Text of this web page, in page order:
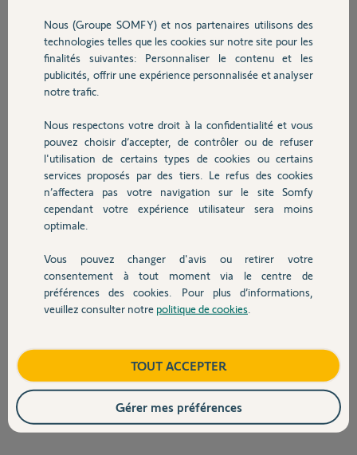
Sécurité
Domotique
Chauffage
Autres produits
Devis avec un pro
Contact
reset et set up
Quelqu'un a une idée....
Merci,
marc B.
il y a environ un an
Participer au fil de discussion
Réponses
Bonjour Marc,
il y a environ un an
Nous (Groupe SOMFY) et nos partenaires utilisons des
technologies telles que les cookies sur notre site pour les
finalités suivantes: Personnaliser le contenu et les
publicités, offrir une expérience personnalisée et analyser
notre trafic.
Nous respectons votre droit à la confidentialité et vous
pouvez choisir d’accepter, de contrôler ou de refuser
l'utilisation de certains types de cookies ou certains
services proposés par des tiers. Le refus des cookies
n’affectera pas votre navigation sur le site Somfy
cependant votre expérience utilisateur sera moins
optimale.
Vous pouvez changer d'avis ou retirer votre
consentement à tout moment via le centre de
préférences des cookies. Pour plus d’informations,
veuillez consulter notre politique de cookies
TOUT ACCEPTER
Gérer mes préférences